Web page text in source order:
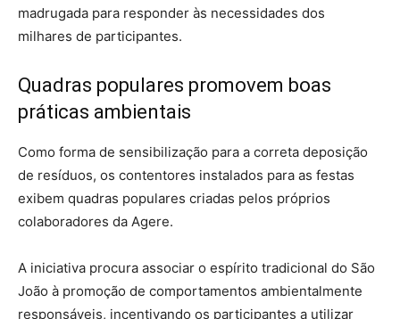
madrugada para responder às necessidades dos
milhares de participantes.
Quadras populares promovem boas
práticas ambientais
Como forma de sensibilização para a correta deposição
de resíduos, os contentores instalados para as festas
exibem quadras populares criadas pelos próprios
colaboradores da Agere.
A iniciativa procura associar o espírito tradicional do São
João à promoção de comportamentos ambientalmente
responsáveis, incentivando os participantes a utilizar